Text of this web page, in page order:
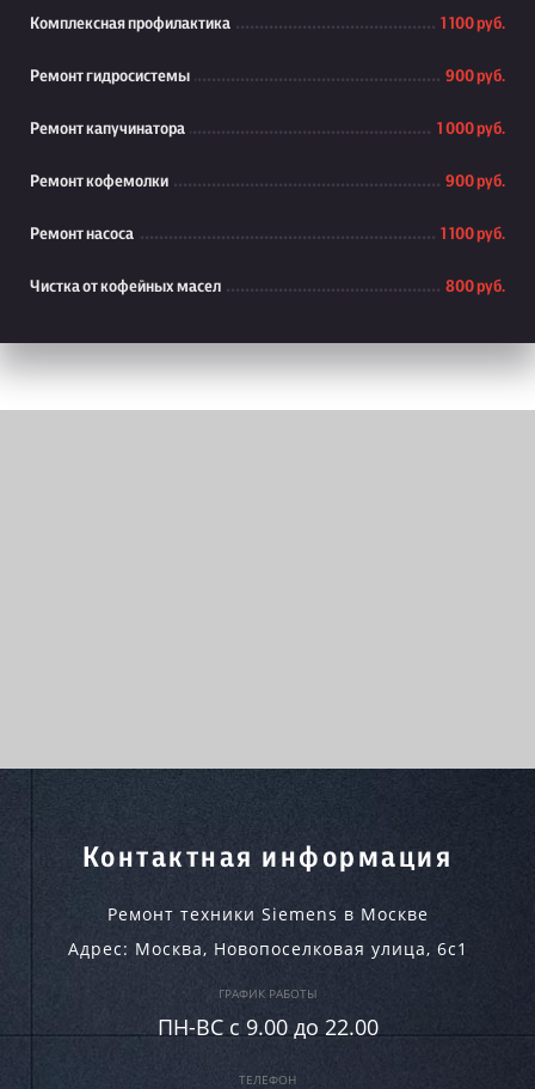
Комплексная профилактика 1 100 руб.
Ремонт гидросистемы 900 руб.
Ремонт капучинатора 1 000 руб.
Ремонт кофемолки 900 руб.
Ремонт насоса 1 100 руб.
Чистка от кофейных масел 800 руб.
Контактная информация
Ремонт техники Siemens в Москве
Адрес: Москва, Новопоселковая улица, 6с1
ГРАФИК РАБОТЫ
ПН-ВC c 9.00 до 22.00
ТЕЛЕФОН